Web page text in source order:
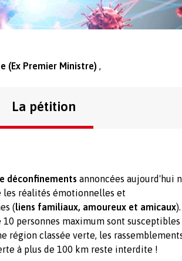
(Ex Premier Ministre)
La pétition
déconfinements annoncées aujourd'hui
les réalités émotionnelles et
(liens familiaux, amoureux et amicaux).
personnes maximum sont
région classée verte, les
à plus de 100 km reste interdite !